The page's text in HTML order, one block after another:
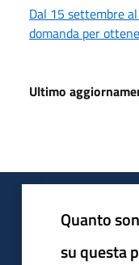
Dal 15 settembre
domanda per
Ultimo
Quanto
su questa